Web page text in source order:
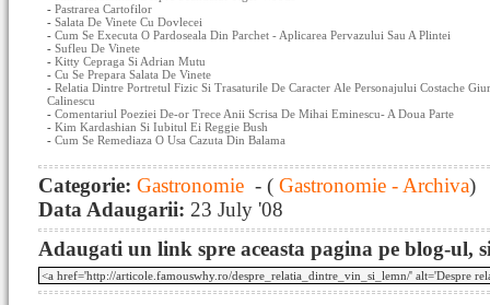
- Pastrarea Cartofilor
- Salata De Vinete Cu Dovlecei
- Cum Se Executa O Pardoseala Din Parchet - Aplicarea Pervazului Sau A Plintei
- Sufleu De Vinete
- Kitty Cepraga Si Adrian Mutu
- Cu Se Prepara Salata De Vinete
-Relatia Dintre Portretul Fizic Si Trasaturile De Caracter Ale Personajului Costache
Calinescu
- Comentariul Poeziei De-or Trece Anii Scrisa De Mihai Eminescu- A Doua Parte
- Kim Kardashian Si Iubitul Ei Reggie Bush
- Cum Se Remediaza O Usa Cazuta Din Balama
Categorie: Gastronomie - ( Gastronomie - Archiva)
Data Adaugarii: 23 July '08
Adaugati un link spre aceasta pagina pe blog-ul,